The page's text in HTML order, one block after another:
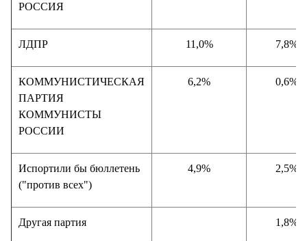
РОССИЯ
ЛДПР 11,0% 7,8%
КОММУНИСТИЧЕСКАЯ
ПАРТИЯ
КОММУНИСТЫ
РОССИИ
6,2% 0,6%
Испортили бы бюллетень
("против всех")
4,9% 2,5%
Другая партия 1,8%